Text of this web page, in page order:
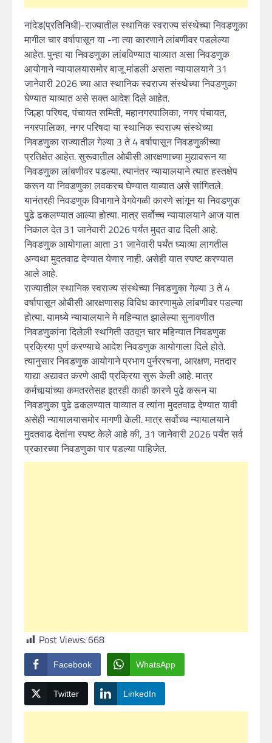
नांदेड(प्रतिनिधी)-राज्यातील स्थानिक स्वराज्य संस्थेच्या निवडणुका
मागील चार वर्षापासून या -ना त्या कारणाने लांबणीवर पडलेल्या
आहेत. पुन्हा या निवडणुका लांबविण्यात याव्यात असा निवडणुक
आयोगाने न्यायालयासमोर बाजू मांडली असता न्यायालयाने 31
जानेवारी 2026 च्या आत स्थानिक स्वराज्य संस्थेच्या निवडणुका
घेण्यात याव्यात असे सक्त आदेश दिले आहेत.
जिल्हा परिषद, पंचायत समिती, महानगरपालिका, नगर पंचायत,
नगरपालिका, नगर परिषदा या स्थानिक स्वराज्य संस्थेच्या
निवडणुका राज्यातील गेल्या 3 ते 4 वर्षापासून निवडणुकीच्या
प्रतिक्षेत आहेत. सुरूवातील ओबीसी आरक्षणाच्या मुद्यावरून या
निवडणुका लांबणीवर पडल्या. त्यानंतर न्यायालयाने त्यात हस्तक्षेप
करून या निवडणुका लवकरच घेण्यात याव्यात असे सांगितले.
यानंतरही निवडणुक विभागाने वेगवेगळी कारणे सांगून या निवडणुक
पुढे ढकलण्यात आल्या होत्या. मात्र सर्वोच्च न्यायालयाने आज यात
निकाल देत 31 जानेवारी 2026 पर्यंत मुदत वाढ दिली आहे.
निवडणुक आयोगाला आता 31 जानेवारी पर्यंत घ्याव्या लागतील
अन्यथा मुदतवाढ देण्यात येणार नाही. असेही यात स्पष्ट करण्यात
आले आहे.
राज्यातील स्थानिक स्वराज्य संस्थेच्या निवडणुका गेल्या 3 ते 4
वर्षापासून ओबीसी आरक्षणासह विविध कारणामुळे लांबणीवर पडल्या
होत्या. यामध्ये न्यायालयाने मे महिन्यात झालेल्या सुनावणीत
निवडणुकांना दिलेली स्थगिती उठवून चार महिन्यात निवडणुक
प्रक्रिया पुर्ण करण्याचे आदेश निवडणुक आयोगाला दिले होते.
त्यानुसार निवडणुक आयोगाने प्रभाग पुर्नररचना, आरक्षण, मतदार
याद्या अद्यावत करणे आदी प्रक्रिया सुरू केली आहे. मात्र
कर्मचार्‍यांच्या कमतरतेसह इतरही काही कारणे पुढे करून या
निवडणुका पुढे ढकलण्यात याव्यात व त्यांना मुदतवाढ देण्यात यावी
असेही न्यायालयासमोर मागणी केली. मात्र सर्वोच्च न्यायालयाने
मुदतवाढ देतांना स्पष्ट केले आहे की, 31 जानेवारी 2026 पर्यंत सर्व
प्रकारच्या निवडणुका पार पडल्या पाहिजेत.
Post Views:668
Facebook WhatsApp
Twitter LinkedIn